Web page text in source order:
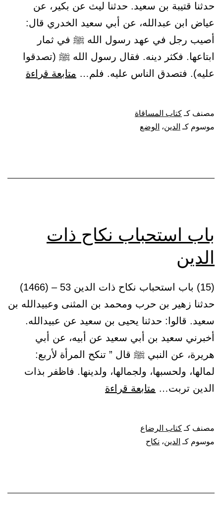
حدثنا قتيبة بن سعيد. حدثنا ليث عن بكير، عن
عياض ابن عبدالله، عن أبي سعيد الخدري قال:
أصيب رجل في عهد رسول الله ﷺ في ثمار
ابتاعها. فكثر دينه. فقال رسول الله ﷺ (تصدقوا
عليه). فتصدق الناس عليه. فلم… متابعة قراءة
مصنف كـكتاب المساقاة
موسوم كـ الدين، الوضع
باب استحباب نكاح ذات
الدين
(15) باب استحباب نكاح ذات الدين 53 – (1466)
حدثنا زهير بن حرب ومحمد بن المثنى وعبيدالله بن
سعيد. قالوا: حدثنا يحيى بن سعيد عن عبيدالله.
أخبرني سعيد بن أبي سعيد عن أبيه، عن أبي
هريرة، عن النبي ﷺ قال ” تنكح المرأة لأربع:
لمالها، ولحسبها، ولجمالها، ولدينها. فاظفر بذات
الدين تربت… متابعة قراءة
مصنف كـكتاب الرضاع
موسوم كـ الدين، نكاح